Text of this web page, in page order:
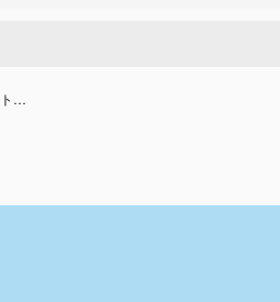
ト…